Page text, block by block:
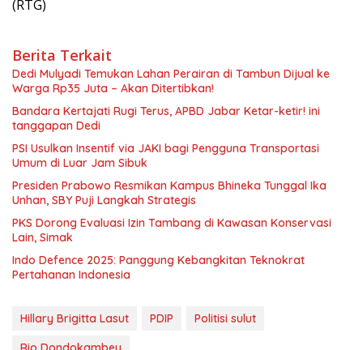
(RTG)
Berita Terkait
Dedi Mulyadi Temukan Lahan Perairan di Tambun Dijual ke
Warga Rp35 Juta – Akan Ditertibkan!
Bandara Kertajati Rugi Terus, APBD Jabar Ketar-ketir! ini
tanggapan Dedi
PSI Usulkan Insentif via JAKI bagi Pengguna Transportasi
Umum di Luar Jam Sibuk
Presiden Prabowo Resmikan Kampus Bhineka Tunggal Ika
Unhan, SBY Puji Langkah Strategis
PKS Dorong Evaluasi Izin Tambang di Kawasan Konservasi
Lain, Simak
Indo Defence 2025: Panggung Kebangkitan Teknokrat
Pertahanan Indonesia
Hillary Brigitta Lasut PDIP
Politisi sulut